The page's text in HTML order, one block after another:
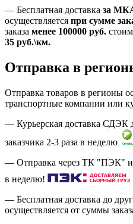
— Бесплатная доставка за
осуществляется при сумме
заказа менее 100000 руб.
35 руб.\км.
Отправка в
Отправка товаров в регионы
транспортные компании или
— Курьерская доставка СДЭК
заказчика 2-3 раза в неделю
— Отправка через ТК "ПЭК"
в неделю!
— Бесплатная доставка до
осуществляется от суммы